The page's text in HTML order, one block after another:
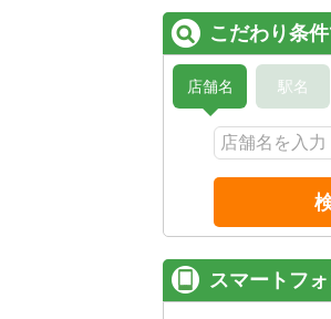
こだわり条
店舗名 駅名
スマートフ